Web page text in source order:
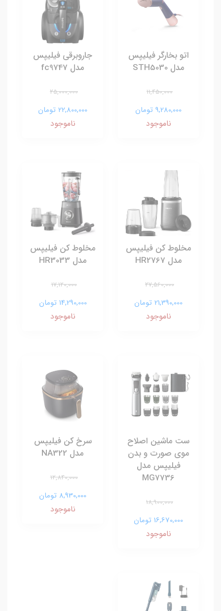
اتو بخارگر فیلیپس
مدل STH5030
11,450,000
9,280,000 تومان
ناموجود
جاروبرقی فیلیپس
مدل fc9747
25,000,000
22,800,000 تومان
ناموجود
مخلوط کن فیلیپس
مدل HR2767
27,560,000
21,390,000 تومان
ناموجود
مخلوط کن فیلیپس
مدل HR3033
17,120,000
14,290,000 تومان
ناموجود
ست ماشین اصلاح
موی صورت و بدن
فیلیپس مدل
MG7736
18,900,000
16,670,000 تومان
ناموجود
سرخ کن فیلیپس
مدل NA322
12,840,000
8,930,000 تومان
ناموجود